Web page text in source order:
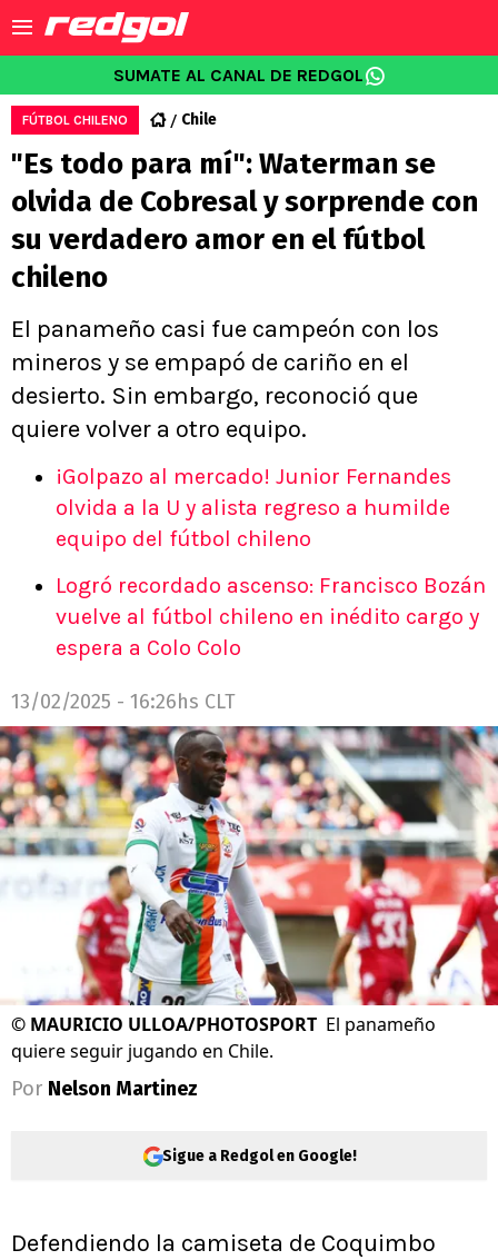
SUMATE AL CANAL DE REDGOL
FÚTBOL CHILENO Chile
"Es todo para mí": Waterman se
olvida de Cobresal y sorprende con
su verdadero amor en el fútbol
chileno
El panameño casi fue campeón con los
mineros y se empapó de cariño en el
desierto. Sin embargo, reconoció que
quiere volver a otro equipo.
¡Golpazo al mercado! Junior Fernandes
olvida a la U y alista regreso a humilde
equipo del fútbol chileno
Logró recordado ascenso: Francisco Bozán
vuelve al fútbol chileno en inédito cargo y
espera a Colo Colo
13/02/2025 - 16:26hs CLT
© MAURICIO ULLOA/PHOTOSPORT El panameño
quiere seguir jugando en Chile.
Por Nelson Martinez
Sigue a Redgol en Google!
Defendiendo la camiseta de Coquimbo